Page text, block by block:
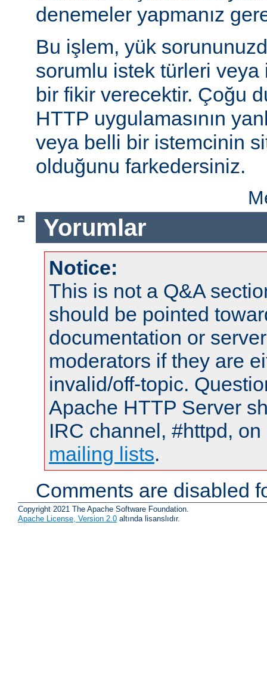
denemeler yapmanız
Bu işlem, yük
sorumlu istek türleri veya
bir fikir verecektir. Çoğu
HTTP uygulamasının
veya belli bir istemcinin
olduğunu farkedersiniz.
Yorumlar
Notice:
This is not a Q&A
should be pointed
documentation or
moderators if they are
invalid/off-topic.
Apache HTTP Server
IRC channel, #httpd,
mailing lists.
Comments are disabled
Copyright 2021 The Apache Software Foundation.
Apache License, Version 2.0 altında lisanslıdır.